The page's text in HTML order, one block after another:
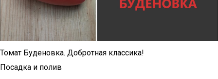
Томат Буденовка. Добротная классика!
Посадка и полив